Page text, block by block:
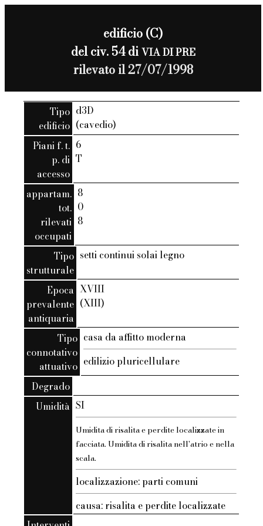
edificio (C)
del civ. 54 diVIA DI PRE
rilevato il 27/07/1998
Tipo
edificio
d3D
(cavedio)
Piani f. t.
p. di
accesso
6
T
appartam.
tot.
rilevati
occupati
8
0
8
Tipo
strutturale
setti continui solai legno
Epoca
prevalente
antiquaria
XVIII
(XIII)
Tipo
connotativo
attuativo
casa da affitto moderna
edilizio pluricellulare
Degrado
Umidità SI
Umidita di risalita e perdite localizzate in
facciata. Umidita di risalita nell'atrio e nella
scala.
localizzazione: parti comuni
causa: risalita e perdite localizzate